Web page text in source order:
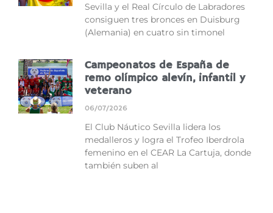
Sevilla y el Real Círculo de Labradores
consiguen tres bronces en Duisburg
(Alemania) en cuatro sin timonel
Campeonatos de España de
remo olímpico alevín, infantil y
veterano
06/07/2026
El Club Náutico Sevilla lidera los
medalleros y logra el Trofeo Iberdrola
femenino en el CEAR La Cartuja, donde
también suben al